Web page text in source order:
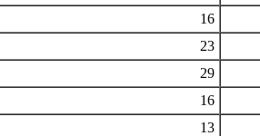
16
23
29
16
13